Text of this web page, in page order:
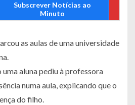
Subscrever Notícias ao
Minuto
as aulas de uma universidade
aluna pediu à professora
numa aula, explicando que o
do filho.